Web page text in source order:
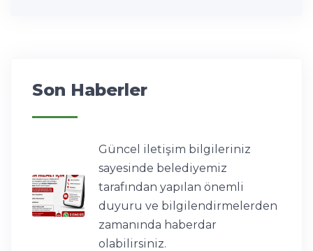
Son Haberler
Güncel iletişim bilgileriniz
sayesinde belediyemiz
tarafından yapılan önemli
duyuru ve bilgilendirmelerden
zamanında haberdar
olabilirsiniz.